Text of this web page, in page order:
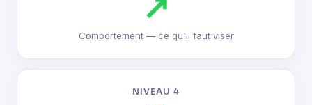
Comportement — ce qu'il faut viser
NIVEAU 4